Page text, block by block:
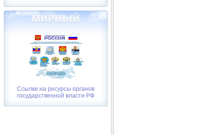
Ссылки на ресурсы органов
государственной власти РФ